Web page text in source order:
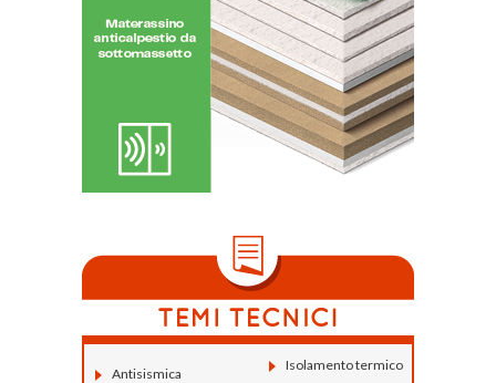
Antisismica
Isolamento termico